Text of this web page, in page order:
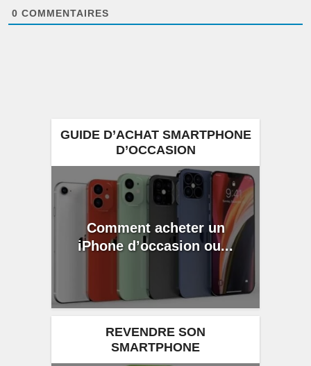
0 COMMENTAIRES
GUIDE D’ACHAT SMARTPHONE
D’OCCASION
Comment acheter un
iPhone d’occasion ou...
REVENDRE SON
SMARTPHONE